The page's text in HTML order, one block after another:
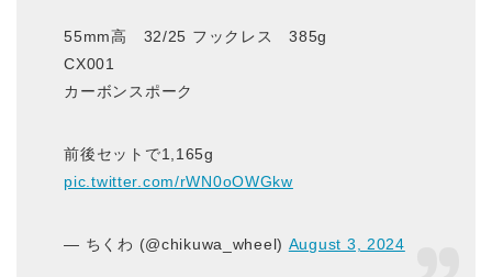
55mm高 32/25 フックレス 385g
CX001
カーボンスポーク
前後セットで1,165g
pic.twitter.com/rWN0oOWGkw
— ちくわ (@chikuwa_wheel) August 3, 2024